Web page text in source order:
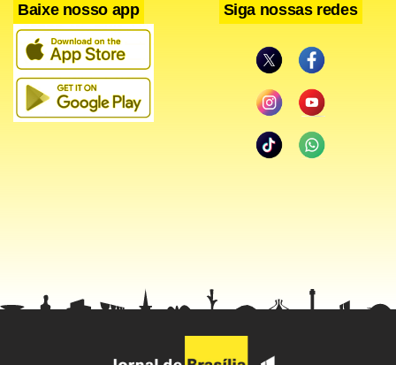
Baixe nosso app Siga nossas redes